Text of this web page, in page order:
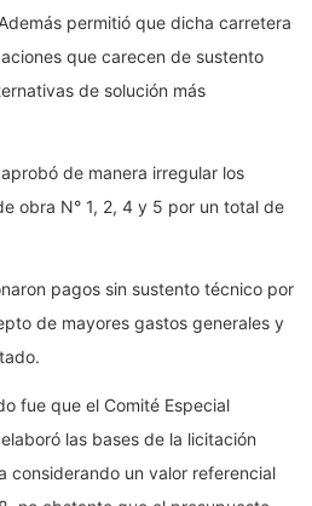
permitió que dicha carretera
que carecen de sustento
de solución más
de manera irregular los
obra N° 1, 2, 4 y 5 por un total de
pagos sin sustento técnico por
de mayores gastos generales y
fue que el Comité Especial
las bases de la licitación
considerando un valor referencial